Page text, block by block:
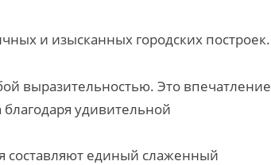
и изысканных городских построек.
выразительностью. Это впечатление
удивительной
составляют единый слаженный